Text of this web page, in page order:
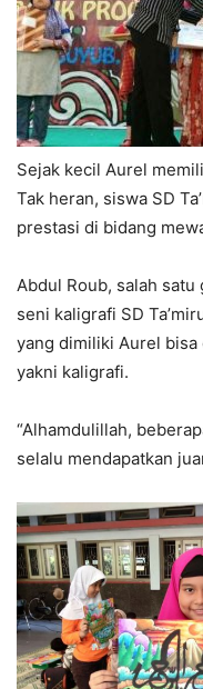
Sejak kecil Aurel
Tak heran, siswa SD
prestasi di bidang
Abdul Roub, salah
seni kaligrafi SD
yang dimiliki Aurel bisa
yakni kaligrafi.
“Alhamdulillah,
selalu mendapatkan